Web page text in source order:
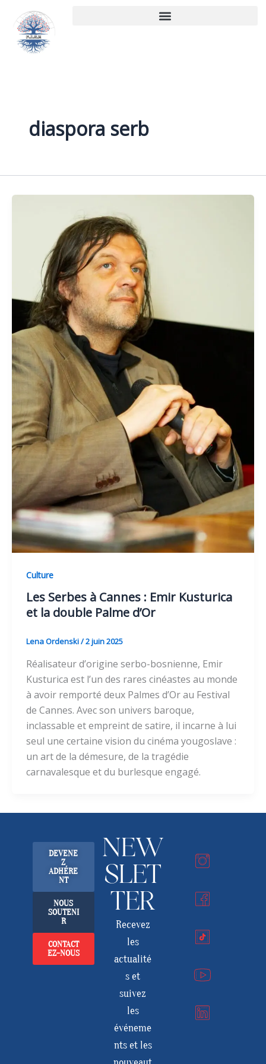
contenu
diaspora serb
Culture
Les Serbes à Cannes : Emir Kusturica
et la double Palme d’Or
Lena Ordenski/2 juin 2025
Réalisateur d’origine serbo-bosnienne, Emir
Kusturica est l’un des rares cinéastes au monde
à avoir remporté deux Palmes d’Or au Festival
de Cannes. Avec son univers baroque,
inclassable et empreint de satire, il incarne à lui
seul une certaine vision du cinéma yougoslave :
un art de la démesure, de la tragédie
carnavalesque et du burlesque engagé.
DEVENE
Z
ADHÉRE
NT
NOUS
SOUTENI
R
CONTACT
EZ-NOUS
NEW
SLET
TER
Recevez
les
actualité
s et
suivez
les
événeme
nts et les